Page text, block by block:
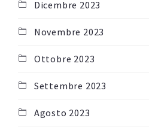
Dicembre 2023
Novembre 2023
Ottobre 2023
Settembre 2023
Agosto 2023